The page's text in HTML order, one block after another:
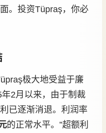
。投资Tüpraş，你必
极大地受益于廉
2月以来，由于制裁
已逐渐消退。利润率
的正常水平。”超额利